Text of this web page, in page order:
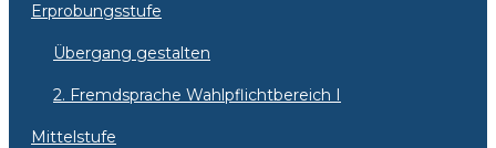
Erprobungsstufe
Übergang gestalten
2. Fremdsprache Wahlpflichtbereich I
Mittelstufe